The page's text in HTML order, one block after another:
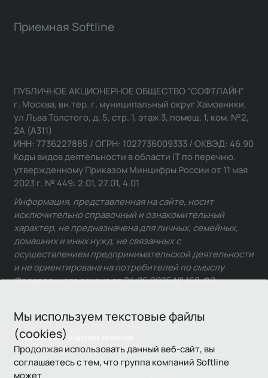
Мы используем текстовые файлы
(cookies)
Продолжая использовать данный веб-сайт, вы
соглашаетесь с тем, что группа компаний Softline
может
Приемная Softline
Связаться с отделом качества
ПУБЛИЧНОЕ АКЦИОНЕРНОЕ ОБЩЕСТВО "СОФТЛАЙН"
г. Москва, вн.тер. г. муниципальный округ Хамовники,
ул Льва Толстого, д. 5, стр. 1, этаж 3, помещ. 1, ком. №2,
2А (А311)
ИНН: 7736227885 / ОГРН: 1027736009333 / ОКВЭД: 46.90
Коды видов деятельности в области IT по перечню,
утвержденному Приказом Минцифры России от 11 мая
2023 г. № 449: 2.01, 27.01, 4.01
Информация, представленная на сайте, носит
исключительно справочный и ознакомительный
характер, не предназначена для личных, семейных,
домашних и иных нужд, не связанных с
осуществлением предпринимательской деятельности
и не ориентирована на потребителей по смыслу
Федерального закона от 24.06.2025 № 168-ФЗ.